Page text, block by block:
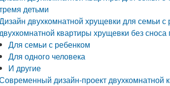
детьми
двухкомнатной хрущевки для семьи
квартиры хрущевки без сноса
Для семьи с ребенком
Для одного человека
И другие
дизайн-проект двухкомнатной